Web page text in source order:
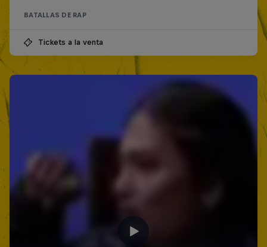
BATALLAS DE RAP
Tickets a la venta